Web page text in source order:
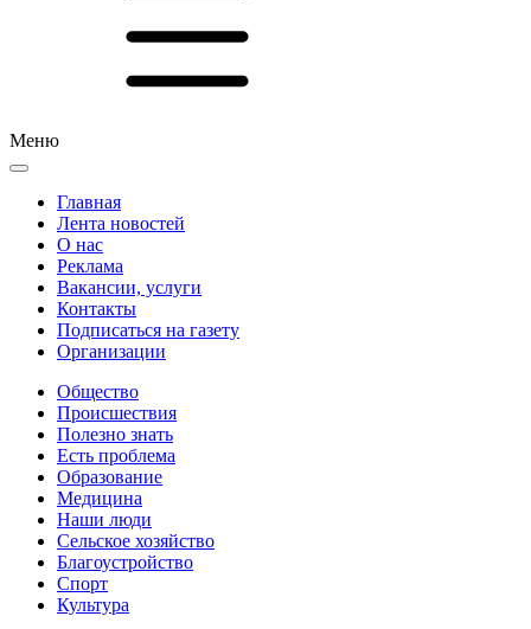
Меню
Главная
Лента новостей
О нас
Реклама
Вакансии, услуги
Контакты
Подписаться на газету
Организации
Общество
Происшествия
Полезно знать
Есть проблема
Образование
Медицина
Наши люди
Сельское хозяйство
Благоустройство
Спорт
Культура